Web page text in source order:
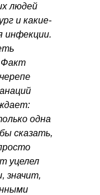
людей
и какие-
инфекции.
Факт
одна
сказать,
уцелел
значит,